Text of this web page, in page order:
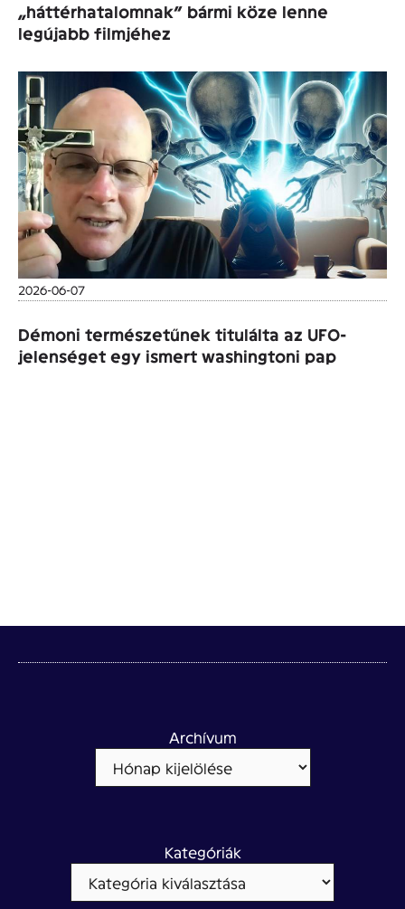
„háttérhatalomnak” bármi köze lenne
legújabb filmjéhez
2026-06-07
Démoni természetűnek titulálta az UFO-
jelenséget egy ismert washingtoni pap
Archívum
Kategóriák